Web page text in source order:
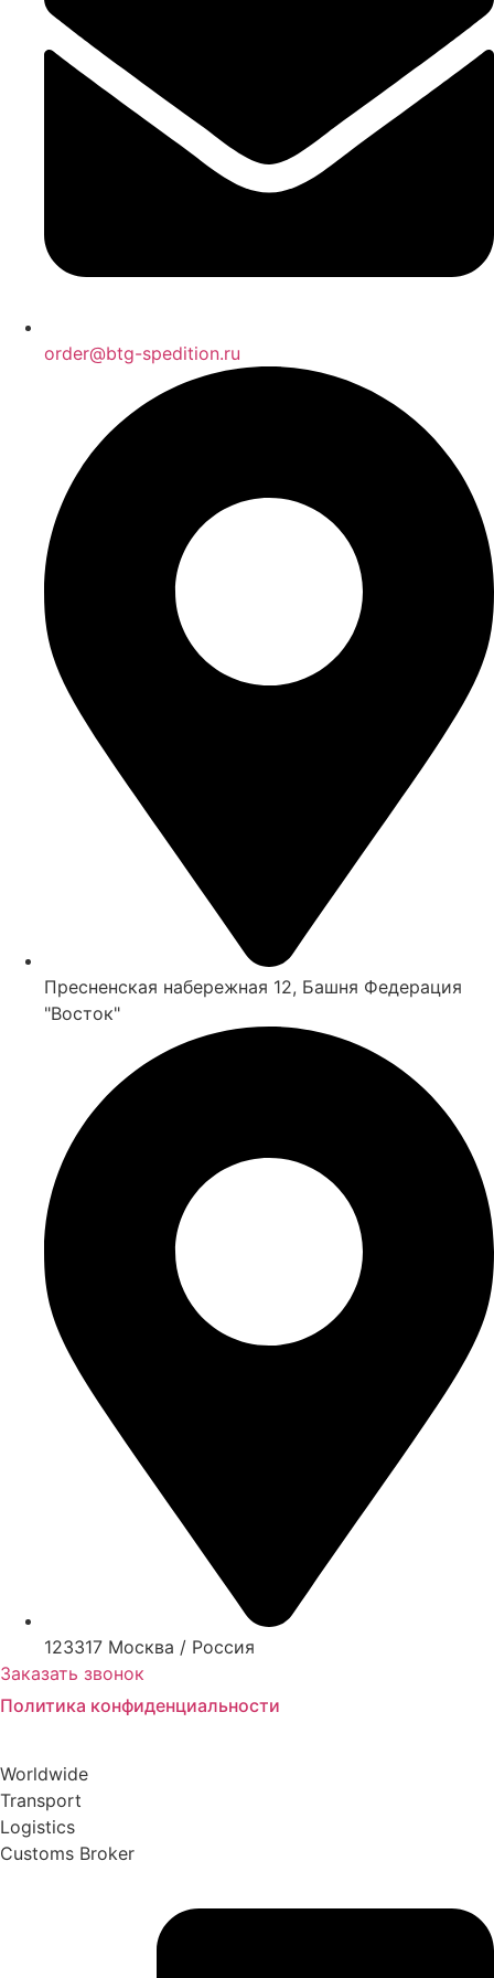
order@btg-spedition.ru
Пресненская набережная 12, Башня Федерация
"Восток"
123317 Москва / Россия
Заказать звонок
Политика конфиденциальности
Worldwide
Transport
Logistics
Customs Broker